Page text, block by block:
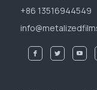
+86 13516944549